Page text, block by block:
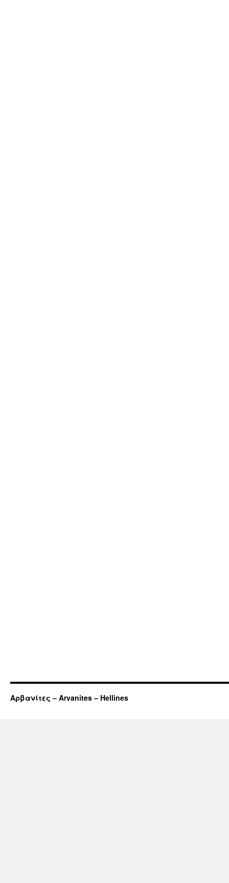
Αρβανίτες – Arvanites – Hellines